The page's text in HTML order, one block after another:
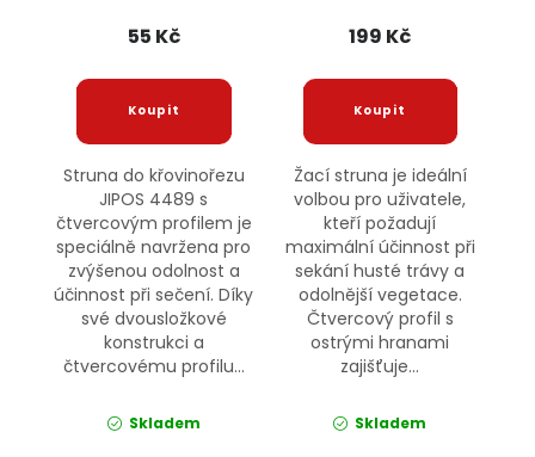
55 Kč
Struna do křovinořezu
JIPOS 4489 s
čtvercovým profilem je
speciálně navržena pro
zvýšenou odolnost a
účinnost při sečení. Díky
své dvousložkové
konstrukci a
čtvercovému profilu...
Skladem
199 Kč
Žací struna je ideální
volbou pro uživatele,
kteří požadují
maximální účinnost při
sekání husté trávy a
odolnější vegetace.
Čtvercový profil s
ostrými hranami
zajišťuje...
Skladem